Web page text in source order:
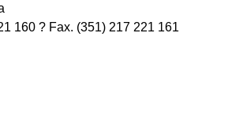
160 ? Fax. (351) 217 221 161